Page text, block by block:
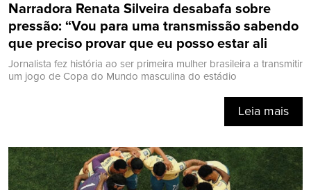
Narradora Renata Silveira desabafa sobre
pressão: “Vou para uma transmissão sabendo
que preciso provar que eu posso estar ali
Jornalista fez história ao ser primeira mulher brasileira a transmitir
um jogo de Copa do Mundo masculina do estádio
Leia mais